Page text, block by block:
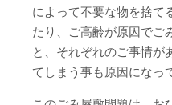
によって不要な物を捨て
たり、ご高齢が原因でご
と、それぞれのご事情が
てしまう事も原因になっ